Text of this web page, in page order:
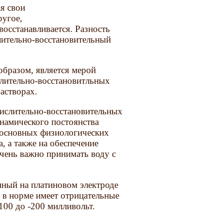
свои
Разность
восстановительный
является мерой
восстановитльных
восстановительных
постоянства
физиологических
а также на обеспечение
важно принимать воду с
на платиновом электроде
в норме имеет отрицательные
до -200 милливольт.